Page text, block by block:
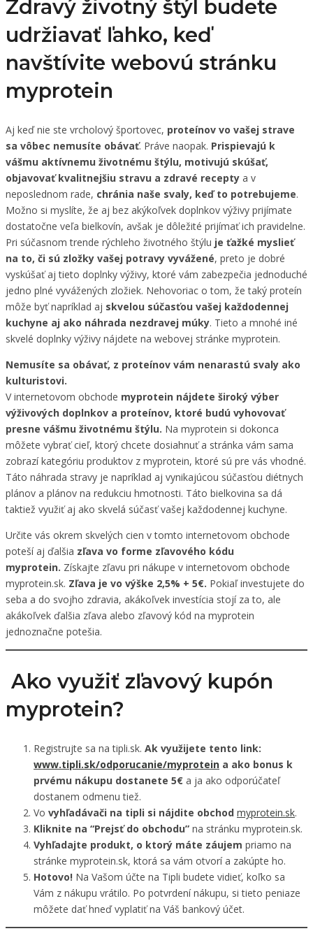
Zdravý životný štýl budete
udržiavať ľahko, keď
navštívite webovú stránku
myprotein
Aj keď nie ste vrcholový športovec, proteínov vo vašej strave
sa vôbec nemusíte obávať. Práve naopak. Prispievajú k
vášmu aktívnemu životnému štýlu, motivujú skúšať,
objavovať kvalitnejšiu stravu a zdravé recepty a v
neposlednom rade, chránia naše svaly, keď to potrebujeme.
Možno si myslíte, že aj bez akýkoľvek doplnkov výživy prijímate
dostatočne veľa bielkovín, avšak je dôležité prijímať ich pravidelne.
Pri súčasnom trende rýchleho životného štýlu je ťažké myslieť
na to, či sú zložky vašej potravy vyvážené, preto je dobré
vyskúšať aj tieto doplnky výživy, ktoré vám zabezpečia jednoduché
jedno plné vyvážených zložiek. Nehovoriac o tom, že taký proteín
môže byť napríklad aj skvelou súčasťou vašej každodennej
kuchyne aj ako náhrada nezdravej múky. Tieto a mnohé iné
skvelé doplnky výživy nájdete na webovej stránke myprotein.
Nemusíte sa obávať, z proteínov vám nenarastú svaly ako
kulturistovi.
V internetovom obchode myprotein nájdete široký výber
výživových doplnkov a proteínov, ktoré budú vyhovovať
presne vášmu životnému štýlu. Na myprotein si dokonca
môžete vybrať cieľ, ktorý chcete dosiahnuť a stránka vám sama
zobrazí kategóriu produktov z myprotein, ktoré sú pre vás vhodné.
Táto náhrada stravy je napríklad aj vynikajúcou súčasťou diétnych
plánov a plánov na redukciu hmotnosti. Táto bielkovina sa dá
taktiež využiť aj ako skvelá súčasť vašej každodennej kuchyne.
Určite vás okrem skvelých cien v tomto internetovom obchode
poteší aj ďalšia zľava vo forme zľavového kódu
myprotein. Získajte zľavu pri nákupe v internetovom obchode
myprotein.sk. Zľava je vo výške 2,5% + 5€. Pokiaľ investujete do
seba a do svojho zdravia, akákoľvek investícia stojí za to, ale
akákoľvek ďalšia zľava alebo zľavový kód na myprotein
jednoznačne potešia.
Ako využiť zľavový kupón
myprotein?
Registrujte sa na tipli.sk. Ak využijete tento link:
www.tipli.sk/odporucanie/myprotein a ako bonus k
prvému nákupu dostanete 5€ a ja ako odporúčateľ
dostanem odmenu tiež.
Vo vyhľadávači na tipli si nájdite obchod myprotein.sk.
Kliknite na “Prejsť do obchodu” na stránku myprotein.sk.
Vyhľadajte produkt, o ktorý máte záujem priamo na
stránke myprotein.sk, ktorá sa vám otvorí a zakúpte ho.
Hotovo! Na Vašom účte na Tipli budete vidieť, koľko sa
Vám z nákupu vrátilo. Po potvrdení nákupu, si tieto peniaze
môžete dať hneď vyplatiť na Váš bankový účet.